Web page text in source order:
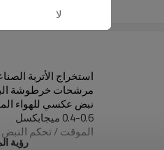
TR-100B
استخراج الأتربة
مرشحات خرطوشة
نبض عكسي للهواء
0.4-0.6 ميجابكسل
الموقت / تحكم النبض
رؤية
لا